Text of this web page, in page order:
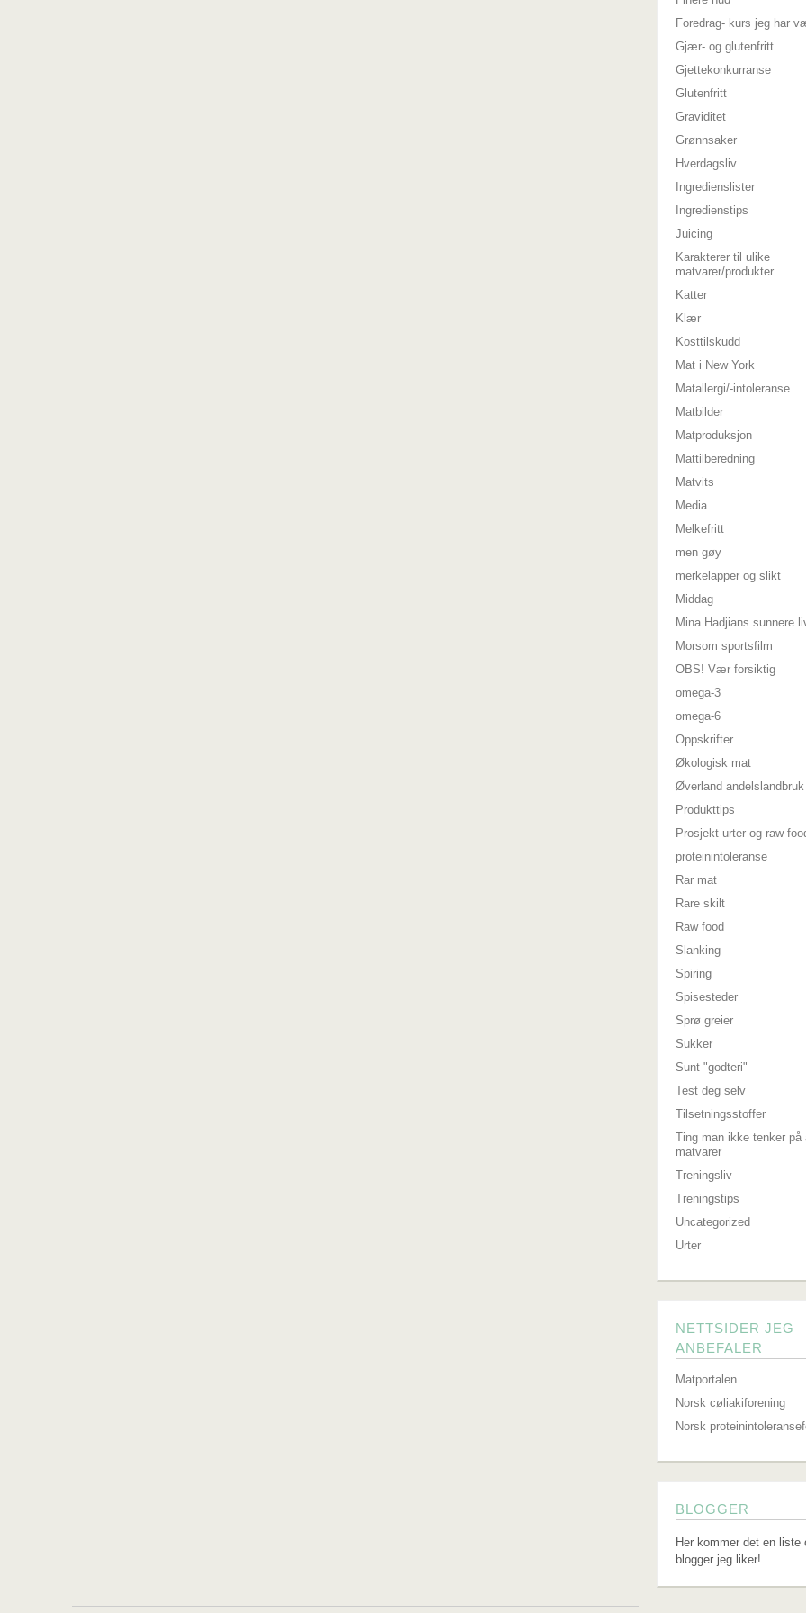
Foredrag- kurs jeg har
Gjær- og glutenfritt
Gjettekonkurranse
Glutenfritt
Graviditet
Grønnsaker
Hverdagsliv
Ingredienslister
Ingredienstips
Juicing
Karakterer til ulike
matvarer/produkter
Katter
Klær
Kosttilskudd
Mat i New York
Matallergi/-intoleranse
Matbilder
Matproduksjon
Mattilberedning
Matvits
Media
Melkefritt
men gøy
merkelapper og slikt
Middag
Mina Hadjians sunnere
Morsom sportsfilm
OBS! Vær forsiktig
omega-3
omega-6
Oppskrifter
Økologisk mat
Øverland andelslandbruk
Produkttips
Prosjekt urter og raw
proteinintoleranse
Rar mat
Rare skilt
Raw food
Slanking
Spiring
Spisesteder
Sprø greier
Sukker
Sunt "godteri"
Test deg selv
Tilsetningsstoffer
Ting man ikke tenker på
matvarer
Treningsliv
Treningstips
Uncategorized
Urter
NETTSIDER JEG
ANBEFALER
Matportalen
Norsk cøliakiforening
Norsk
BLOGGER
Her kommer det en liste
blogger jeg liker!